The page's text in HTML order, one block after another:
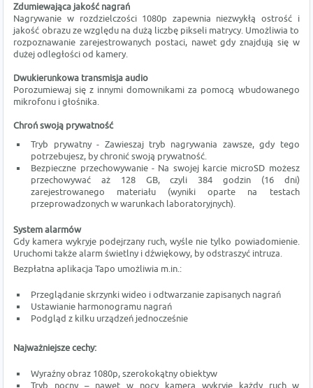
Zdumiewająca jakość nagrań
Nagrywanie w rozdzielczości 1080p zapewnia niezwykłą ostrość i
jakość obrazu ze względu na dużą liczbę pikseli matrycy. Umożliwia to
rozpoznawanie zarejestrowanych postaci, nawet gdy znajdują się w
dużej odległości od kamery.
Dwukierunkowa transmisja audio
Porozumiewaj się z innymi domownikami za pomocą wbudowanego
mikrofonu i głośnika.
Chroń swoją prywatność
Tryb prywatny - Zawieszaj tryb nagrywania zawsze, gdy tego
potrzebujesz, by chronić swoją prywatność.
Bezpieczne przechowywanie - Na swojej karcie microSD możesz
przechowywać aż 128 GB, czyli 384 godzin (16 dni)
zarejestrowanego materiału (wyniki oparte na testach
przeprowadzonych w warunkach laboratoryjnych).
System alarmów
Gdy kamera wykryje podejrzany ruch, wyśle nie tylko powiadomienie.
Uruchomi także alarm świetlny i dźwiękowy, by odstraszyć intruza.
Bezpłatna aplikacja Tapo umożliwia m.in.:
Przeglądanie skrzynki wideo i odtwarzanie zapisanych nagrań
Ustawianie harmonogramu nagrań
Podgląd z kilku urządzeń jednocześnie
Najważniejsze cechy:
Wyraźny obraz 1080p, szerokokątny obiektyw
Tryb nocny – nawet w nocy kamera wykryje każdy ruch w